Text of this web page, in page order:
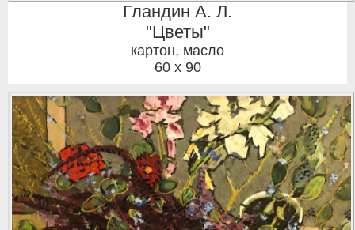
Гландин А. Л.
"Цветы"
картон, масло
60 x 90